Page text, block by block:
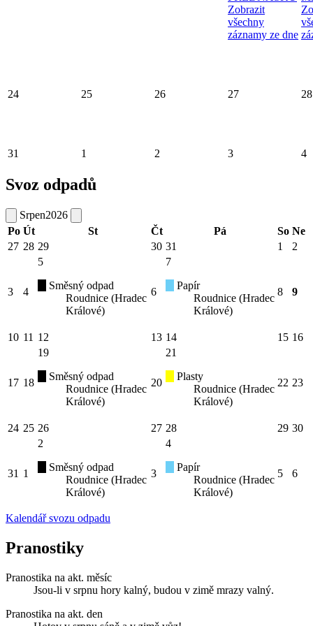
Zobrazit
všechny
záznamy ze dne
24 25 26 27 28
31 1 2 3 4
Svoz odpadů
Srpen2026
Po Út St Čt Pá So Ne
27 28 29 30 31 1 2
3 4
5
Směsný odpad
Roudnice (Hradec
Králové)
6
7
Papír
Roudnice (Hradec
Králové)
8 9
10 11 12 13 14 15 16
17 18
19
Směsný odpad
Roudnice (Hradec
Králové)
20
21
Plasty
Roudnice (Hradec
Králové)
22 23
24 25 26 27 28 29 30
31 1
2
Směsný odpad
Roudnice (Hradec
Králové)
3
4
Papír
Roudnice (Hradec
Králové)
5 6
Kalendář svozu odpadu
Pranostiky
Pranostika na akt. měsíc
Jsou-li v srpnu hory kalný, budou v zimě mrazy valný.
Pranostika na akt. den